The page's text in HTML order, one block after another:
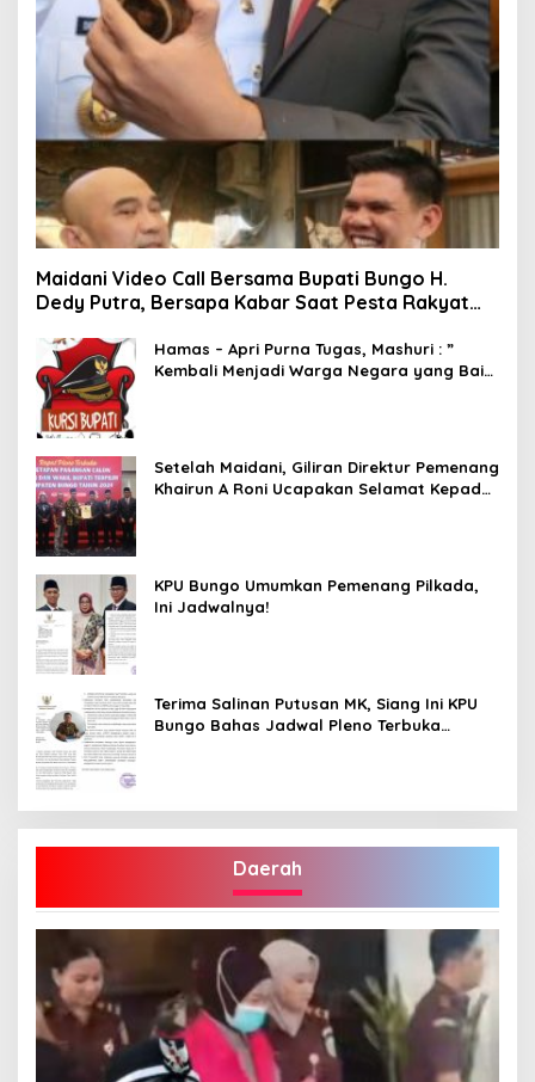
Maidani Video Call Bersama Bupati Bungo H.
Dedy Putra, Bersapa Kabar Saat Pesta Rakyat
Hamas – Apri Purna Tugas, Mashuri : ”
Kembali Menjadi Warga Negara yang Baik,
Setelah Maidani, Giliran Direktur Pemenang
Khairun A Roni Ucapakan Selamat Kepada
KPU Bungo Umumkan Pemenang Pilkada,
Ini Jadwalnya!
Terima Salinan Putusan MK, Siang Ini KPU
Bungo Bahas Jadwal Pleno Terbuka
Daerah